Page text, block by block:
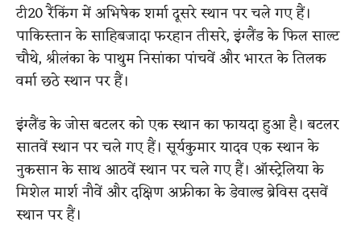
टी20 रैंकिंग में अभिषेक शर्मा दूसरे स्थान पर चले गए हैं।
पाकिस्तान के साहिबजादा फरहान तीसरे, इंग्लैंड के फिल साल्ट
चौथे, श्रीलंका के पाथुम निसांका पांचवें और भारत के तिलक
वर्मा छठे स्थान पर हैं।
इंग्लैंड के जोस बटलर को एक स्थान का फायदा हुआ है। बटलर
सातवें स्थान पर चले गए हैं। सूर्यकुमार यादव एक स्थान के
नुकसान के साथ आठवें स्थान पर चले गए हैं। ऑस्ट्रेलिया के
मिशेल मार्श नौवें और दक्षिण अफ्रीका के डेवाल्ड ब्रेविस दसवें
स्थान पर हैं।